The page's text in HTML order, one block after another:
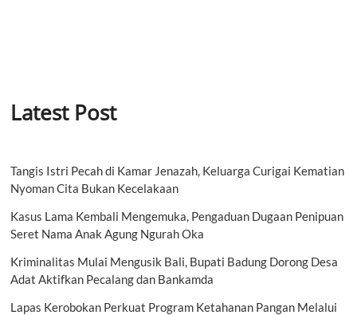
Latest Post
Tangis Istri Pecah di Kamar Jenazah, Keluarga Curigai Kematian
Nyoman Cita Bukan Kecelakaan
Kasus Lama Kembali Mengemuka, Pengaduan Dugaan Penipuan
Seret Nama Anak Agung Ngurah Oka
Kriminalitas Mulai Mengusik Bali, Bupati Badung Dorong Desa
Adat Aktifkan Pecalang dan Bankamda
Lapas Kerobokan Perkuat Program Ketahanan Pangan Melalui